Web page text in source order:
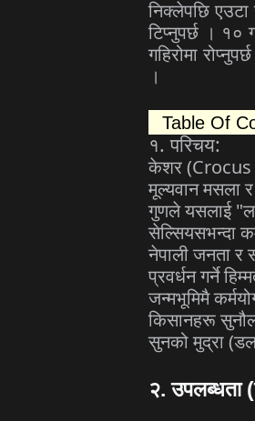
निक्लेपछि
टिप्नुपर्छ । १०
गहिरोमा
।
Table Of
१.परिचय:
केशर
मूल्यवान मसला र
गुणले यसलाई"
सेल्सियसभन्दा
नेपाली जनता र
प्रवर्धन गर्ने
जन्मभूमिमै
किसानहरू
सुनको मुद्रा (
२.उपलब्धता(